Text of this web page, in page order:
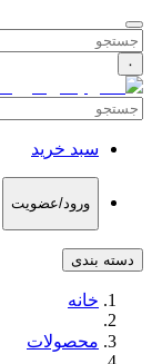
۰
سبد خرید
ورود/عضویت
دسته بندی
خانه
محصولات